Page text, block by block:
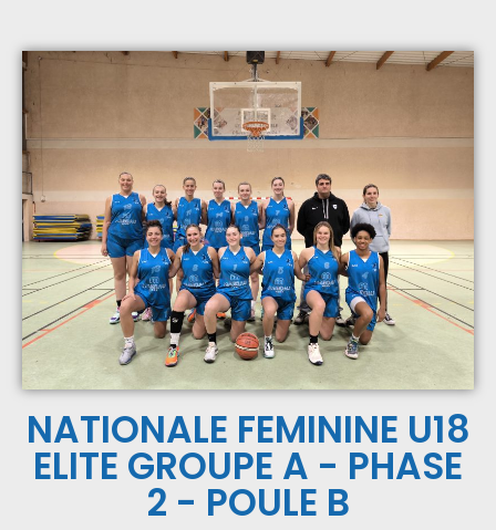
NATIONALE FEMININE U18
ELITE GROUPE A - PHASE
2 - POULE B